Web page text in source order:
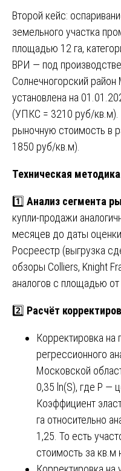
Второй кейс:
земельного участка
площадью 12 га,
ВРИ — под
Солнечногорский
установлена на
(УПКС = 3210 руб/кв.м).
рыночную стоимость в
1850 руб/кв.м).
Техническая
1️⃣ Анализ сегмента
купли-продажи
месяцев до даты
Росреестр (выгрузка
обзоры Colliers, Knight
аналогов с площадью
2️⃣ Расчёт
Корректировка
регрессионного
Московской
0,35 ln(S), где P —
Коэффициент
га относительно
1,25. То есть
стоимость за кв.м